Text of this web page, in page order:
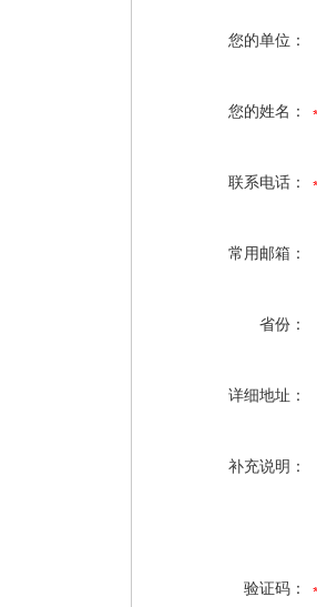
您的单位：
您的姓名：
联系电话：
常用邮箱：
省份：
详细地址：
补充说明：
验证码：